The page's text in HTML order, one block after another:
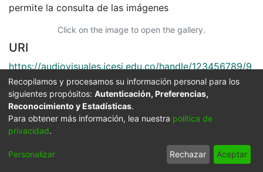
permite la consulta de las imágenes
Click on the image to open the gallery.
URI
https://audiovisuales.icesi.edu.co/handle/123456789/9
0099
Collections
FFDO - Cali - Patrimonial
Full item page
Recopilamos y procesamos su información personal para los
siguientes propósitos: Autenticación, Preferencias,
Reconocimiento y Estadísticas.
Para obtener más información, lea nuestra política de
privacidad.
Personalizar Rechazar Aceptar